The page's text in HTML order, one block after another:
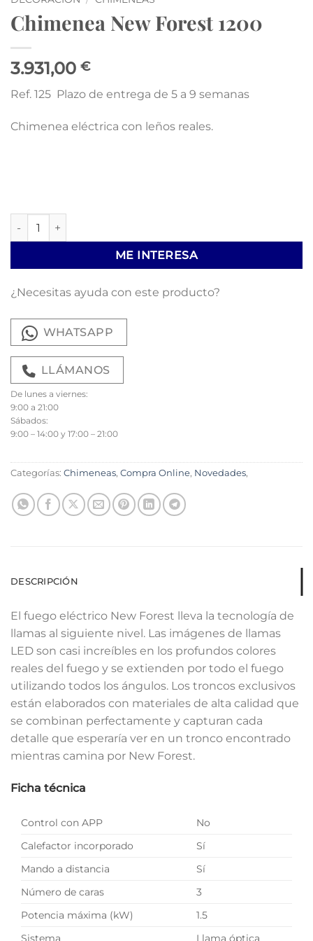
Chimenea New Forest 1200
3.931,00 €
Ref. 125 Plazo de entrega de 5 a 9 semanas
Chimenea eléctrica con leños reales.
Chimenea New Forest 1200 cantidad
ME INTERESA
¿Necesitas ayuda con este producto?
WHATSAPP
LLÁMANOS
De lunes a viernes:
9:00 a 21:00
Sábados:
9:00 – 14:00 y 17:00 – 21:00
Categorías: Chimeneas, Compra Online, Novedades,
DESCRIPCIÓN
El fuego eléctrico New Forest lleva la tecnología de
llamas al siguiente nivel. Las imágenes de llamas
LED son casi increíbles en los profundos colores
reales del fuego y se extienden por todo el fuego
utilizando todos los ángulos. Los troncos exclusivos
están elaborados con materiales de alta calidad que
se combinan perfectamente y capturan cada
detalle que esperaría ver en un tronco encontrado
mientras camina por New Forest.
Ficha técnica
Control con APP
No
Calefactor incorporado
Sí
Mando a distancia
Sí
Número de caras
3
Potencia máxima (kW)
1.5
Sistema
Llama óptica